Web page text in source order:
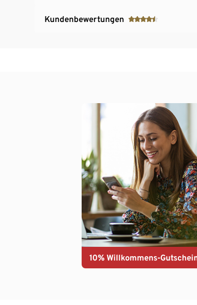
Kundenbewertungen
10% Willkommens-